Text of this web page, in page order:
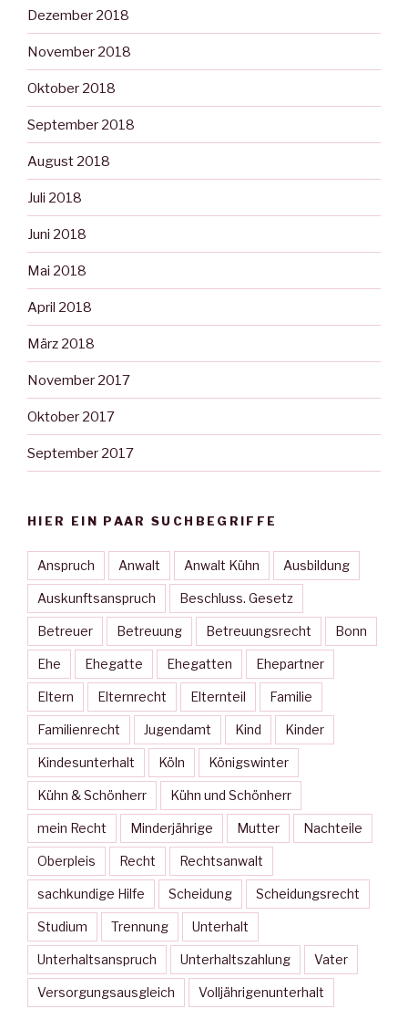
Dezember 2018
November 2018
Oktober 2018
September 2018
August 2018
Juli 2018
Juni 2018
Mai 2018
April 2018
März 2018
November 2017
Oktober 2017
September 2017
HIER EIN PAAR SUCHBEGRIFFE
Anspruch Anwalt Anwalt Kühn Ausbildung
Auskunftsanspruch Beschluss. Gesetz
Betreuer Betreuung Betreuungsrecht Bonn
Ehe Ehegatte Ehegatten Ehepartner
Eltern Elternrecht Elternteil Familie
Familienrecht Jugendamt Kind Kinder
Kindesunterhalt Köln Königswinter
Kühn & Schönherr Kühn und Schönherr
mein Recht Minderjährige Mutter Nachteile
Oberpleis Recht Rechtsanwalt
sachkundige Hilfe Scheidung Scheidungsrecht
Studium Trennung Unterhalt
Unterhaltsanspruch Unterhaltszahlung Vater
Versorgungsausgleich Volljährigenunterhalt